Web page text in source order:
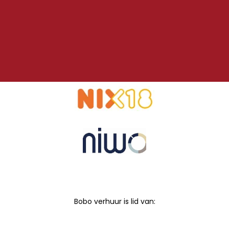
Bobo verhuur is lid van: